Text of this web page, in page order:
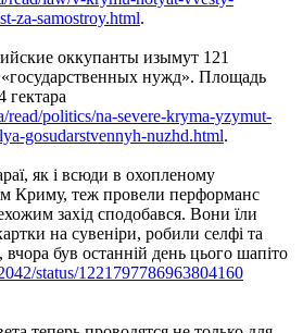
za-samostroy.html.
оккупанты изымут 121
нужд». Площадь
гектара
read/politics/na-severe-kryma-yzymut-
gosudarstvennyh-nuzhd.html.
як і всюди в охопленому
Криму, теж провели перформанс
захід сподобався. Вони їли
на сувеніри, робили селфі та
був останній день цього шапіто
status/1221797786963804160